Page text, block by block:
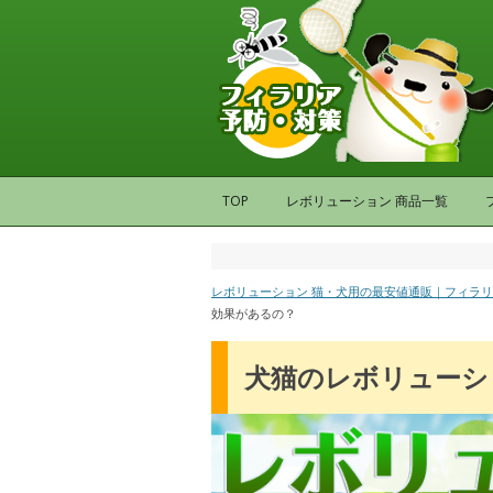
TOP レボリューション 商品一覧
レボリューション 猫・犬用の最安値通販｜フィラ
効果があるの？
犬猫のレボリュー